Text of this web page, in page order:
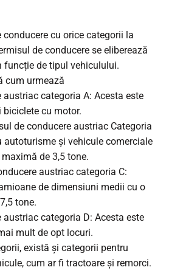
cu orice categorii la
de conducere se eliberează
funcție de tipul vehiculului.
cum urmează
austriac categoria A: Acesta este
cu motor.
de conducere austriac Categoria
autoturisme și vehicule comerciale
de 3,5 tone.
austriac categoria C:
de dimensiuni medii cu o
tone.
austriac categoria D: Acesta este
mult de opt locuri.
există și categorii pentru
cum ar fi tractoare și remorci.